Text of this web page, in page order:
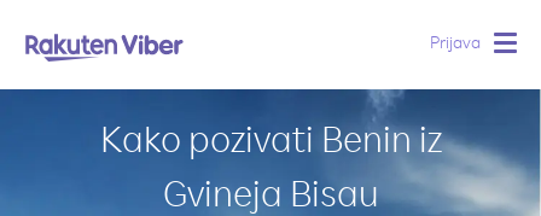
Prijava
Kako pozivati Benin iz
Gvineja Bisau